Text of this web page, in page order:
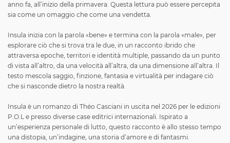
anno fa, all’inizio della primavera. Questa lettura può essere percepita
sia come un omaggio che come una vendetta.
Insula inizia con la parola «bene» e termina con la parola «male», per
esplorare ciò che si trova tra le due, in un racconto ibrido che
attraversa epoche, territori e identità multiple, passando da un punto
di vista all’altro, da una velocità all’altra, da una dimensione all’altra. Il
testo mescola saggio, finzione, fantasia e virtualità per indagare ciò
che si nasconde dietro la nostra realtà.
Insula è un romanzo di Théo Casciani in uscita nel 2026 per le edizioni
P.O.L e presso diverse case editrici internazionali. Ispirato a
un’esperienza personale di lutto, questo racconto è allo stesso tempo
una distopia, un’indagine, una storia d’amore e di fantasmi.